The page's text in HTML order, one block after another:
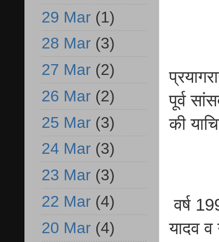
पूर्व
की
वर्ष
यादव
29 Mar (1)
28 Mar (3)
27 Mar (2)
26 Mar (2)
25 Mar (3)
24 Mar (3)
23 Mar (3)
22 Mar (4)
20 Mar (4)